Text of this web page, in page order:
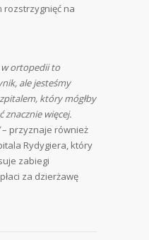
rozstrzygnięć na
w ortopedii to
ale jesteśmy
który mógłby
znacznie więcej.
– przyznaje również
Rydygiera, który
zabiegi
za dzierżawę